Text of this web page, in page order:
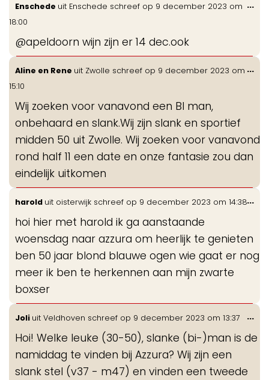
Enschede uit Enschede schreef op 9 december 2023 om
18:00
@apeldoorn wijn zijn er 14 dec.ook
...
Aline en Rene uit Zwolle schreef op 9 december 2023 om
15:10
Wij zoeken voor vanavond een BI man,
onbehaard en slank.Wij zijn slank en sportief
midden 50 uit Zwolle. Wij zoeken voor vanavond
rond half 11 een date en onze fantasie zou dan
eindelijk uitkomen
...
harold uit oisterwijk schreef op 9 december 2023 om 14:38
hoi hier met harold ik ga aanstaande
woensdag naar azzura om heerlijk te genieten
ben 50 jaar blond blauwe ogen wie gaat er nog
meer ik ben te herkennen aan mijn zwarte
boxser
...
Joli uit Veldhoven schreef op 9 december 2023 om 13:37
Hoi! Welke leuke (30-50), slanke (bi-)man is de
namiddag te vinden bij Azzura? Wij zijn een
slank stel (v37 - m47) en vinden een tweede
...